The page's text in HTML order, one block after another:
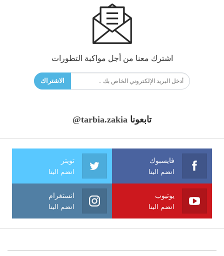
اشترك معنا من أجل مواكبة التطورات
الاشتراك
تابعونا @tarbia.zakia
فايسبوك
انضم الينا
تويتر
انضم الينا
يوتيوب
انضم الينا
انستغرام
انضم الينا